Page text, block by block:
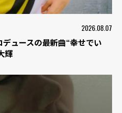
2026.08.07
ュースの最新曲“幸せでい
輝